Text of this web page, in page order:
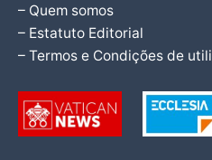
– Quem somos
– Estatuto Editorial
– Termos e Condições de